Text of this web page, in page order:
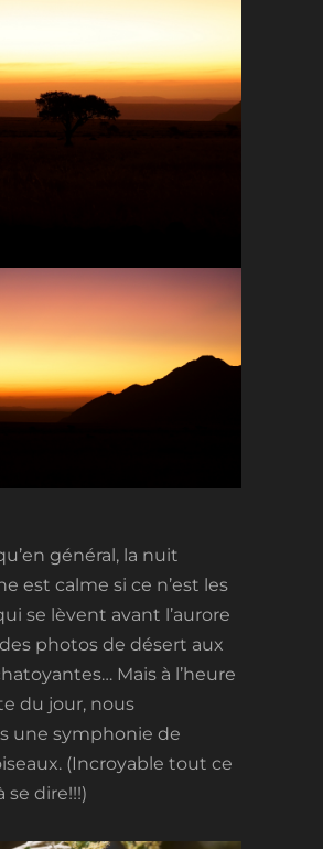
général, la nuit
est calme si ce n’est les
se lèvent avant l’aurore
photos de désert aux
Mais à l’heure
du jour, nous
une symphonie de
(Incroyable tout ce
se dire!!!)